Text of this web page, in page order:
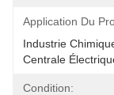
Application Du
Industrie
Centrale
Condition: